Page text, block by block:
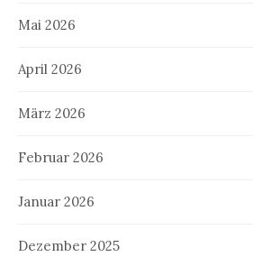
Mai 2026
April 2026
März 2026
Februar 2026
Januar 2026
Dezember 2025